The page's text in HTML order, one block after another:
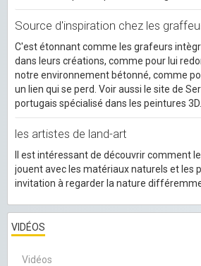
Source d'inspiration chez les
C'est étonnant comme les grafeurs
dans leurs créations, comme pour lui
notre environnement bétonné, comme
un lien qui se perd. Voir aussi le site de
portugais spécialisé dans les peintures 3D.
les artistes de land-art
Il est intéressant de découvrir comment
jouent avec les matériaux naturels et les
invitation à regarder la nature
VIDÉOS
Vidéos